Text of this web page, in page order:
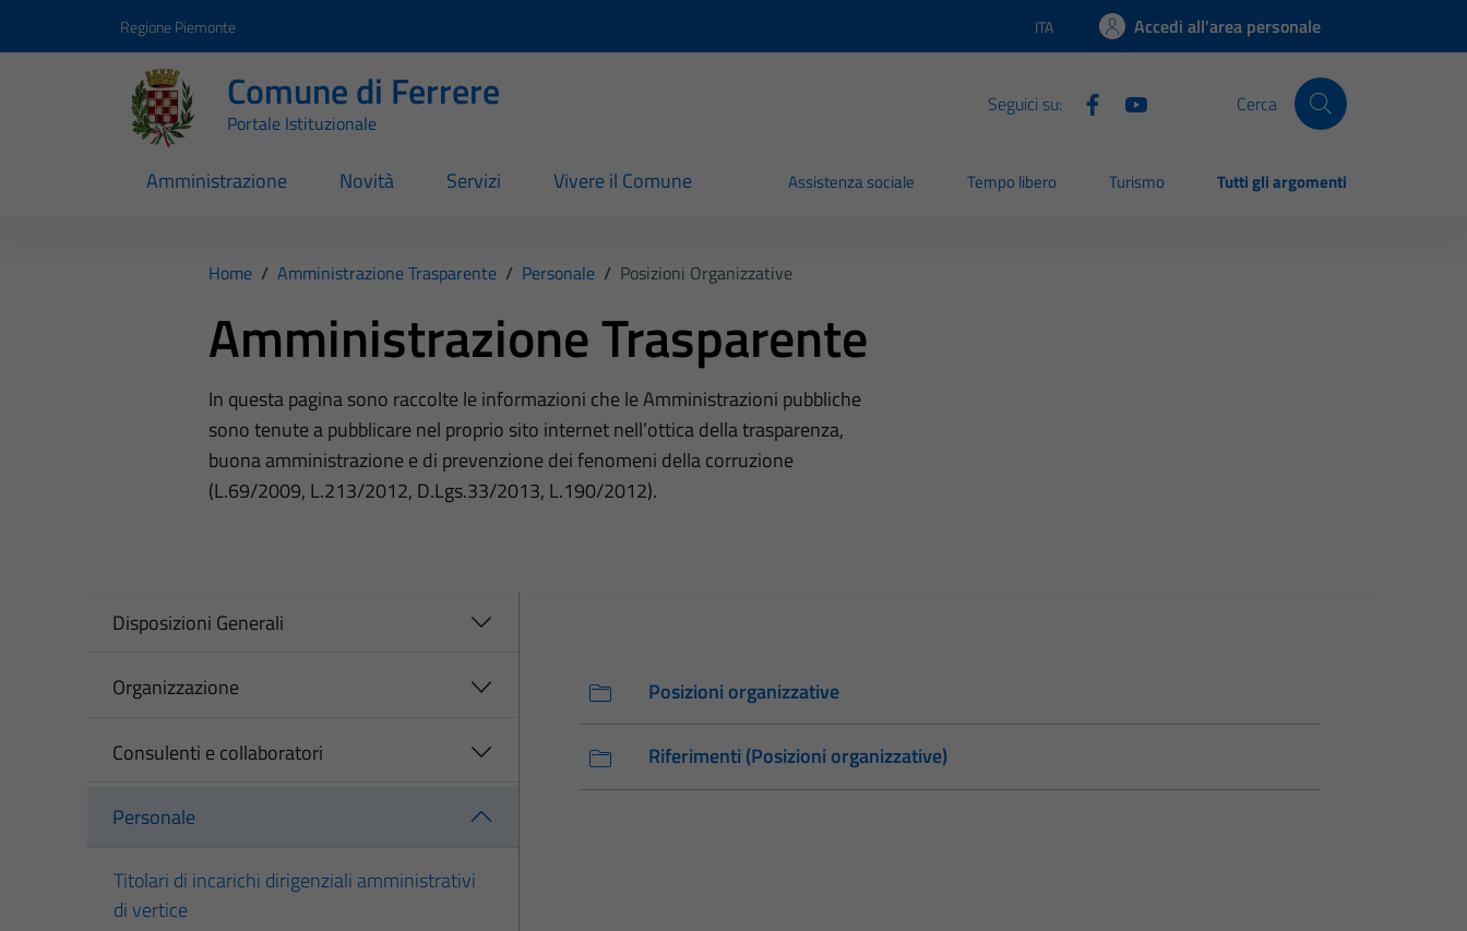
Regione Piemonte Lingua attiva:
ITA Accedi all'area personale
Comune di Ferrere
Portale Istituzionale
Seguici su: Cerca
Amministrazione Novità Servizi Vivere il Comune Assistenza sociale Tempo libero Turismo Tutti gli argomenti
Home / Amministrazione Trasparente / Personale / Posizioni Organizzative
Amministrazione Trasparente
In questa pagina sono raccolte le informazioni che le Amministrazioni pubbliche
sono tenute a pubblicare nel proprio sito internet nell’ottica della trasparenza,
buona amministrazione e di prevenzione dei fenomeni della corruzione
(L.69/2009, L.213/2012, D.Lgs.33/2013, L.190/2012).
Disposizioni Generali
Organizzazione
Consulenti e collaboratori
Personale
Titolari di incarichi dirigenziali amministrativi
di vertice
Posizioni organizzative
Riferimenti (Posizioni organizzative)